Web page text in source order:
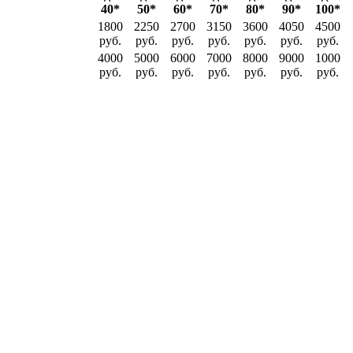
40*
50*
60*
70*
80*
90*
100*
1800
руб.
2250
руб.
2700
руб.
3150
руб.
3600
руб.
4050
руб.
4500
руб.
4000
руб.
5000
руб.
6000
руб.
7000
руб.
8000
руб.
9000
руб.
1000
руб.